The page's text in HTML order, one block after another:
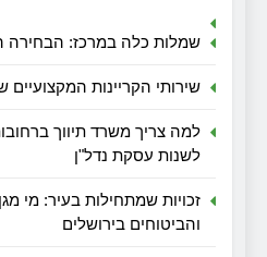
שמלות כלה במרכז: הבחירה
שירותי הקריינות המקצועיים
למה צריך משרד תיווך
לשנות עסקת נדל"ן
זכויות שמתחילות בעיר: מי
והביטוחים בירושלים